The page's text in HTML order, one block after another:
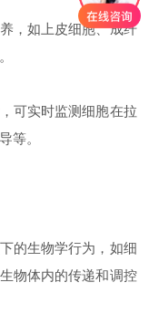
，如上皮细胞、成纤
可实时监测细胞在拉
等。
的生物学行为，如细
物体内的传递和调控